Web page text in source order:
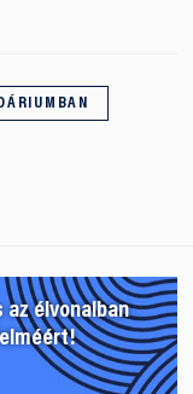
az élvonalban